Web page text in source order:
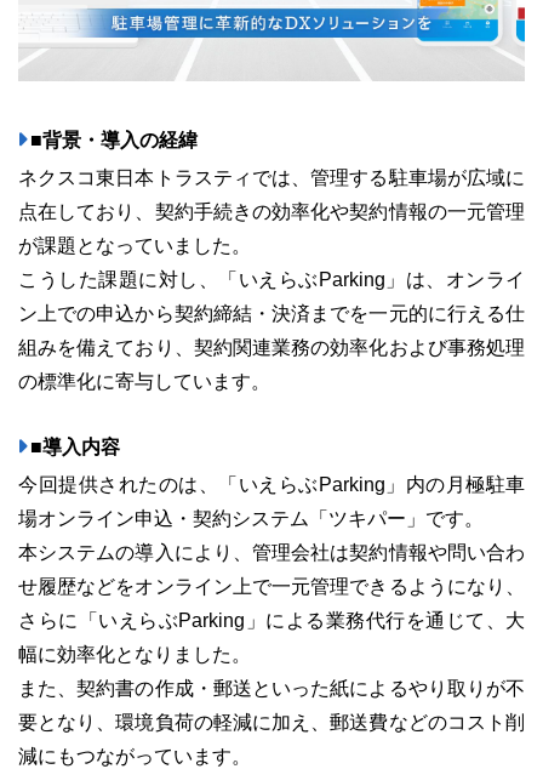
ユーザーインタビュー ホームペー
ニュース一覧 お役立ちブログ
03-6689-1791
■背景・導入の経緯
ネクスコ東日本トラスティでは、管理する駐車場が広域に
点在しており、契約手続きの効率化や契約情報の一元管理
が課題となっていました。
こうした課題に対し、「いえらぶParking」は、オンライ
ン上での申込から契約締結・決済までを一元的に行える仕
組みを備えており、契約関連業務の効率化および事務処理
の標準化に寄与しています。
■導入内容
今回提供されたのは、「いえらぶParking」内の月極駐車
場オンライン申込・契約システム「ツキパー」です。
本システムの導入により、管理会社は契約情報や問い合わ
せ履歴などをオンライン上で一元管理できるようになり、
さらに「いえらぶParking」による業務代行を通じて、大
幅に効率化となりました。
また、契約書の作成・郵送といった紙によるやり取りが不
要となり、環境負荷の軽減に加え、郵送費などのコスト削
減にもつながっています。